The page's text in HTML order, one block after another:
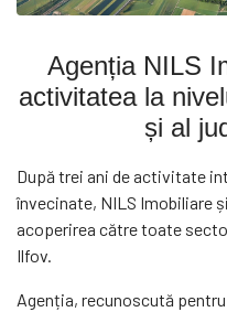
Agenția NILS
activitatea la
și al
După trei ani de activitate
învecinate, NILS Imobiliare
acoperirea către toate
Ilfov.
Agenția, recunoscută